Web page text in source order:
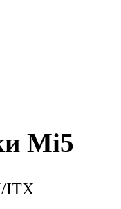
Mi5
ITX